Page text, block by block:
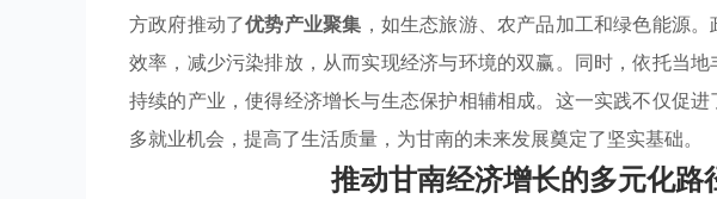
方政府推动了优势产业聚集 ，如生态旅游、农产品加工和绿色能源
效率，减少污染排放，从而实现经济与环境的双赢。同时，依托当
持续的产业，使得经济增长与生态保护相辅相成。这一实践不仅促
多就业机会，提高了生活质量，为甘南的未来发展奠定了坚实基础。
推动甘南经济增长的多元化路